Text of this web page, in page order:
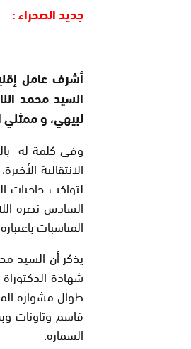
جديد الصحراء :
أشرف عامل
السيد محمد
لبيهي، و ممثلي
وفي كلمة له
الانتقالية
لتواكب حاجيات
السادس نصره
المناسبات
طوال مشواره
قاسم وتاونات
السمارة.